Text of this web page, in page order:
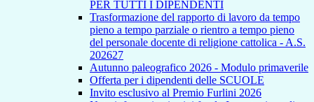
PER TUTTI I DIPENDENTI
Trasformazione del rapporto di lavoro da tempo
pieno a tempo parziale o rientro a tempo pieno
del personale docente di religione cattolica - A.S.
202627
Autunno paleografico 2026 - Modulo primaverile
Offerta per i dipendenti delle SCUOLE
Invito esclusivo al Premio Furlini 2026